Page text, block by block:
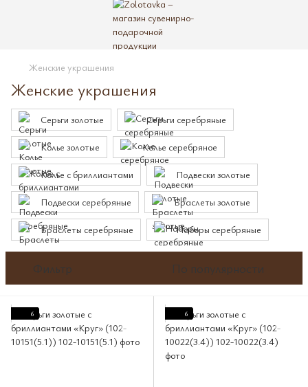
Женские украшения
Женские украшения
Серьги золотые Серьги серебряные
Колье золотые Колье серебряное
Колье с бриллиантами Подвески золотые
Подвески серебряные Браслеты золотые
Браслеты серебряные Наборы серебряные
Фильтр По популярности
6 6